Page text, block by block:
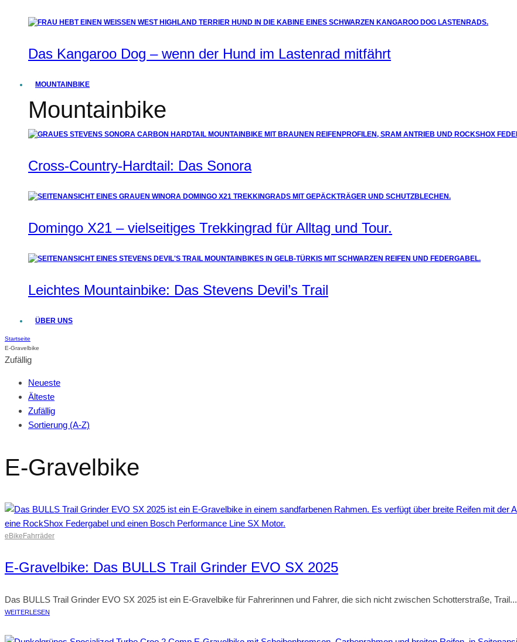
Das Kangaroo Dog – wenn der Hund im Lastenrad mitfährt
MOUNTAINBIKE
Mountainbike
Cross-Country-Hardtail: Das Sonora
Domingo X21 – vielseitiges Trekkingrad für Alltag und Tour.
Leichtes Mountainbike: Das Stevens Devil’s Trail
ÜBER UNS
Startseite
E-Gravelbike
Zufällig
Neueste
Älteste
Zufällig
Sortierung (A-Z)
E-Gravelbike
eBikeFahrräder
E-Gravelbike: Das BULLS Trail Grinder EVO SX 2025
Das BULLS Trail Grinder EVO SX 2025 ist ein E-Gravelbike für Fahrerinnen und Fahrer, die sich nicht zwischen Schotterstraße, Trail...
WEITERLESEN